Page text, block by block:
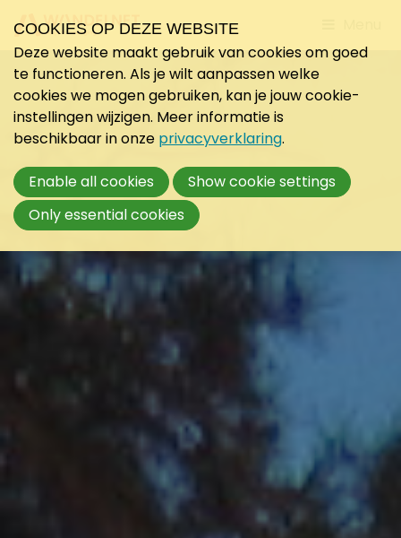
to
COOKIES OP DEZE WEBSITE
Deze website maakt gebruik van cookies om goed
te functioneren. Als je wilt aanpassen welke
cookies we mogen gebruiken, kan je jouw cookie-
instellingen wijzigen. Meer informatie is
beschikbaar in onze privacyverklaring.
Enable all cookies
Show cookie settings
Only essential cookies